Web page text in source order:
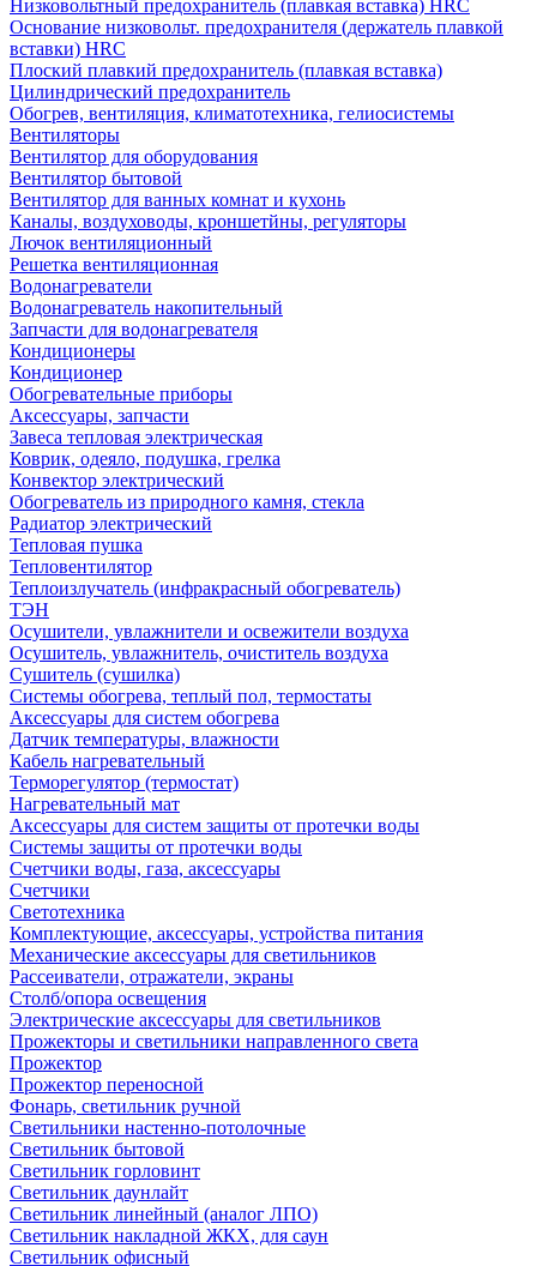
Низковольтный предохранитель (плавкая вставка) HRC
Основание низковольт. предохранителя (держатель плавкой
вставки) HRC
Плоский плавкий предохранитель (плавкая вставка)
Цилиндрический предохранитель
Обогрев, вентиляция, климатотехника, гелиосистемы
Вентиляторы
Вентилятор для оборудования
Вентилятор бытовой
Вентилятор для ванных комнат и кухонь
Каналы, воздуховоды, кроншетйны, регуляторы
Лючок вентиляционный
Решетка вентиляционная
Водонагреватели
Водонагреватель накопительный
Запчасти для водонагревателя
Кондиционеры
Кондиционер
Обогревательные приборы
Аксессуары, запчасти
Завеса тепловая электрическая
Коврик, одеяло, подушка, грелка
Конвектор электрический
Обогреватель из природного камня, стекла
Радиатор электрический
Тепловая пушка
Тепловентилятор
Теплоизлучатель (инфракрасный обогреватель)
ТЭН
Осушители, увлажнители и освежители воздуха
Осушитель, увлажнитель, очиститель воздуха
Сушитель (сушилка)
Системы обогрева, теплый пол, термостаты
Аксессуары для систем обогрева
Датчик температуры, влажности
Кабель нагревательный
Терморегулятор (термостат)
Нагревательный мат
Аксессуары для систем защиты от протечки воды
Системы защиты от протечки воды
Счетчики воды, газа, аксессуары
Счетчики
Светотехника
Комплектующие, аксессуары, устройства питания
Механические аксессуары для светильников
Рассеиватели, отражатели, экраны
Столб/опора освещения
Электрические аксессуары для светильников
Прожекторы и светильники направленного света
Прожектор
Прожектор переносной
Фонарь, светильник ручной
Светильники настенно-потолочные
Светильник бытовой
Светильник горловинт
Светильник даунлайт
Светильник линейный (аналог ЛПО)
Светильник накладной ЖКХ, для саун
Светильник офисный